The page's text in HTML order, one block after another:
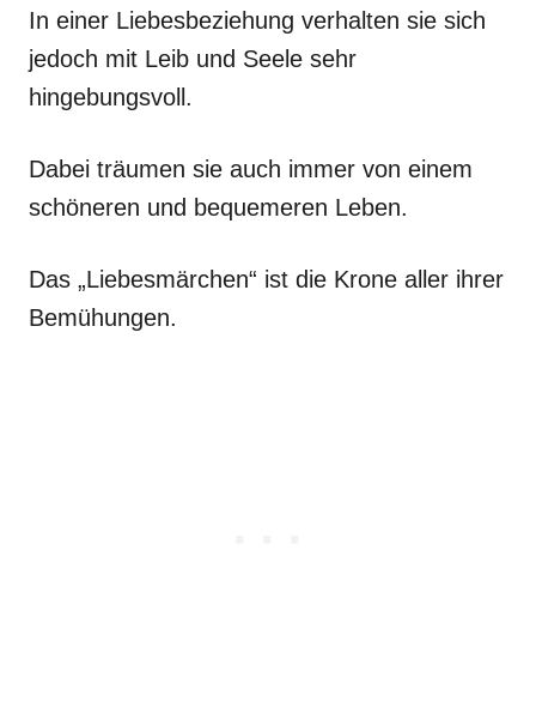
In einer Liebesbeziehung verhalten sie sich
jedoch mit Leib und Seele sehr
hingebungsvoll.
Dabei träumen sie auch immer von einem
schöneren und bequemeren Leben.
Das „Liebesmärchen“ ist die Krone aller ihrer
Bemühungen.